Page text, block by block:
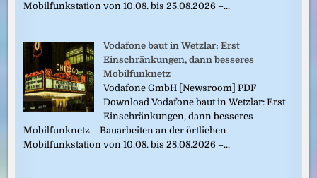
Mobilfunkstation von 10.08. bis 25.08.2026 –...
Vodafone baut in Wetzlar: Erst
Einschränkungen, dann besseres
Mobilfunknetz
Vodafone GmbH [Newsroom] PDF
Download Vodafone baut in Wetzlar: Erst
Einschränkungen, dann besseres
Mobilfunknetz – Bauarbeiten an der örtlichen
Mobilfunkstation von 10.08. bis 28.08.2026 –...